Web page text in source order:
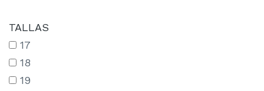
TALLAS
17
18
19